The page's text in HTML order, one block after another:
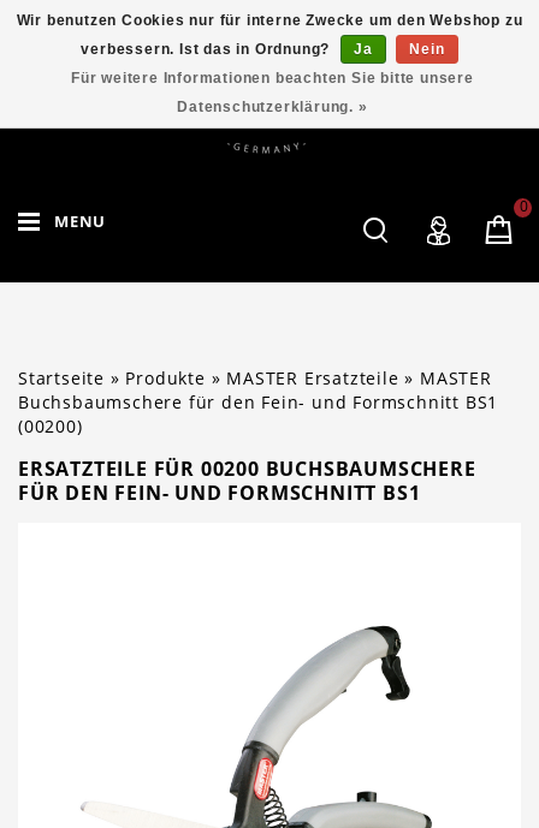
MENU
0
Startseite » Produkte » MASTER Ersatzteile » MASTER
Buchsbaumschere für den Fein- und Formschnitt BS1
(00200)
ERSATZTEILE FÜR 00200 BUCHSBAUMSCHERE
FÜR DEN FEIN- UND FORMSCHNITT BS1
Wir benutzen Cookies nur für interne Zwecke um den Webshop zu
verbessern. Ist das in Ordnung?
Ja
Nein
Für weitere Informationen beachten Sie bitte unsere
Datenschutzerklärung. »